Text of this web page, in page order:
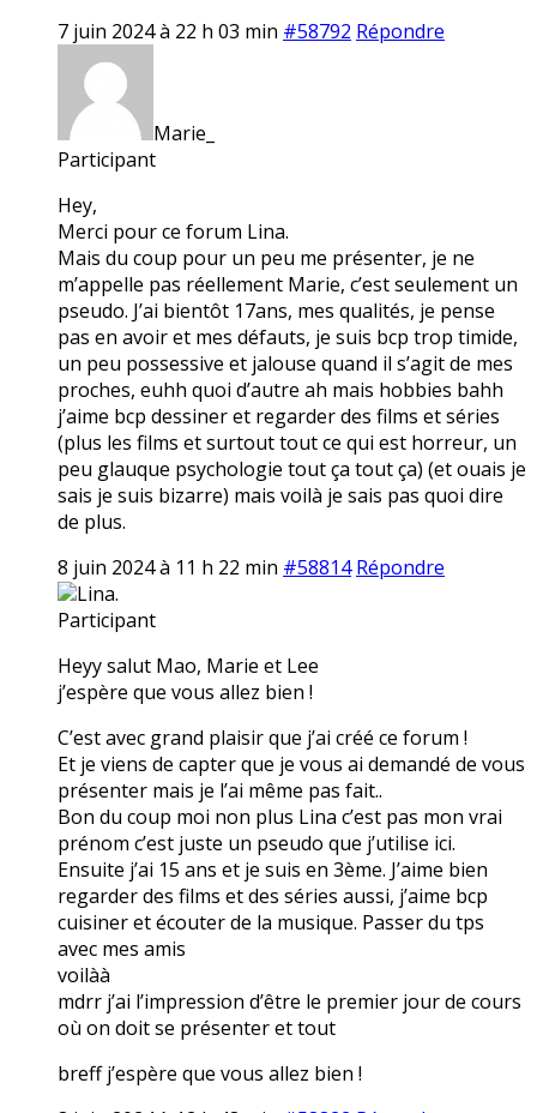
7 juin 2024 à 22 h 03 min #58792 Répondre
Marie_
Participant
Hey,
Merci pour ce forum Lina.
Mais du coup pour un peu me présenter, je ne
m’appelle pas réellement Marie, c’est seulement un
pseudo. J’ai bientôt 17ans, mes qualités, je pense
pas en avoir et mes défauts, je suis bcp trop timide,
un peu possessive et jalouse quand il s’agit de mes
proches, euhh quoi d’autre ah mais hobbies bahh
j’aime bcp dessiner et regarder des films et séries
(plus les films et surtout tout ce qui est horreur, un
peu glauque psychologie tout ça tout ça) (et ouais je
sais je suis bizarre) mais voilà je sais pas quoi dire
de plus.
8 juin 2024 à 11 h 22 min #58814 Répondre
Lina.
Participant
Heyy salut Mao, Marie et Lee
j’espère que vous allez bien !
C’est avec grand plaisir que j’ai créé ce forum !
Et je viens de capter que je vous ai demandé de vous
présenter mais je l’ai même pas fait..
Bon du coup moi non plus Lina c’est pas mon vrai
prénom c’est juste un pseudo que j’utilise ici.
Ensuite j’ai 15 ans et je suis en 3ème. J’aime bien
regarder des films et des séries aussi, j’aime bcp
cuisiner et écouter de la musique. Passer du tps
avec mes amis
voilàà
mdrr j’ai l’impression d’être le premier jour de cours
où on doit se présenter et tout
breff j’espère que vous allez bien !